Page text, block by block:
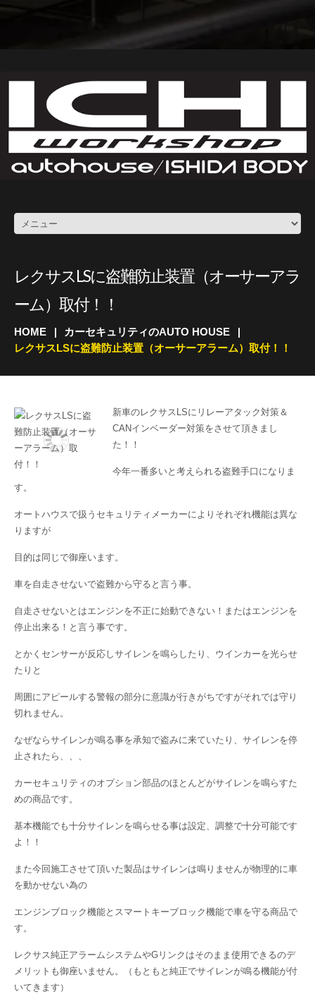
レクサスLSに盗難防止装置（オーサーアラ
ーム）取付！！
HOME
カーセキュリティのAUTO HOUSE
レクサスLSに盗難防止装置（オーサーアラーム）取付！！
新車のレクサスLSにリレーアタック対策＆
CANインベーダー対策をさせて頂きまし
た！！
今年一番多いと考えられる盗難手口になりま
す。
オートハウスで扱うセキュリティメーカーによりそれぞれ機能は異な
りますが
目的は同じで御座います。
車を自走させないで盗難から守ると言う事。
自走させないとはエンジンを不正に始動できない！またはエンジンを
停止出来る！と言う事です。
とかくセンサーが反応しサイレンを鳴らしたり、ウインカーを光らせ
たりと
周囲にアピールする警報の部分に意識が行きがちですがそれでは守り
切れません。
なぜならサイレンが鳴る事を承知で盗みに来ていたり、サイレンを停
止されたら、、、
カーセキュリティのオプション部品のほとんどがサイレンを鳴らすた
めの商品です。
基本機能でも十分サイレンを鳴らせる事は設定、調整で十分可能です
よ！！
また今回施工させて頂いた製品はサイレンは鳴りませんが物理的に車
を動かせない為の
エンジンブロック機能とスマートキーブロック機能で車を守る商品で
す。
レクサス純正アラームシステムやGリンクはそのまま使用できるのデ
メリットも御座いません。（もともと純正でサイレンが鳴る機能が付
いてきます）